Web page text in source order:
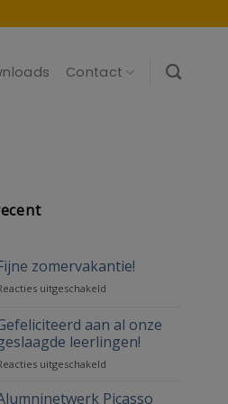
Contact
zomervakantie!
uitgeschakeld
zomervakantie!
aan al onze
leerlingen!
uitgeschakeld
aan
Picasso